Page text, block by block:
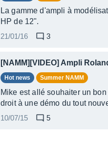
La gamme d'ampli à
HP de 12".
21/01/16
3
[NAMM][VIDEO] Ampli
Hot news Summer NAMM
Mike est allé souhaiter un
droit à une démo du tout
10/07/15
5